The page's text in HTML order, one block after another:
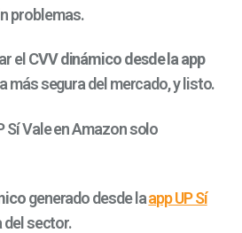
problemas.
el CVV dinámico desde la app
más segura del mercado, y listo.
Sí Vale en Amazon solo
generado desde laapp UP Sí
del sector.